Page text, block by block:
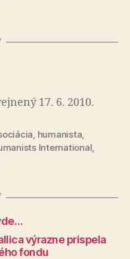
17. 6. 2010.
humanista
International
výrazne prispela
fondu